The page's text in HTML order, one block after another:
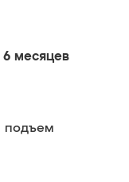
6 месяцев
подъем